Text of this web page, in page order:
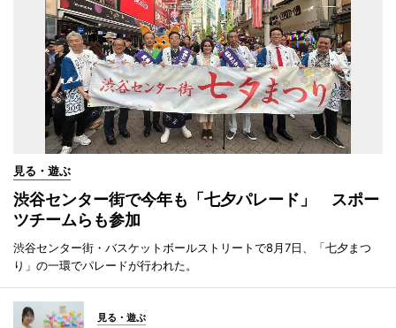
見る・遊ぶ
渋谷センター街で今年も「七夕パレード」 スポー
ツチームらも参加
渋谷センター街・バスケットボールストリートで8月7日、「七夕まつ
り」の一環でパレードが行われた。
見る・遊ぶ